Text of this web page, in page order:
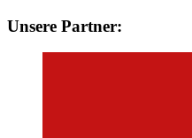
Unsere Partner: